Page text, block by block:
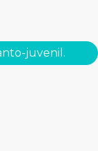
juvenil.